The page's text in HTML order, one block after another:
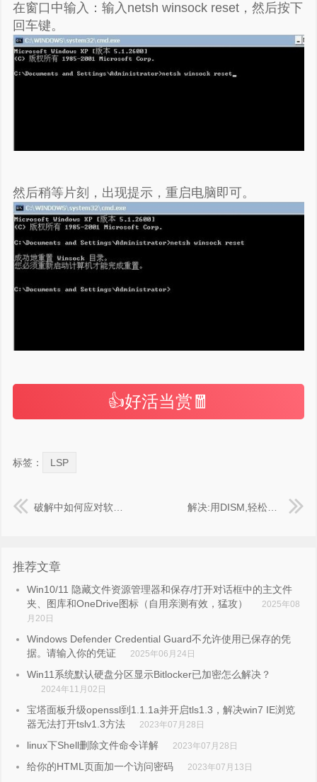
在窗口中输入：输入netsh winsock reset，然后按下
回车键。
然后稍等片刻，出现提示，重启电脑即可。
👍好活当赏🧧
标签： LSP
破解中如何应对软件对vm虚拟机的检测,反虚拟机破解 解决:用DISM,轻松删除win8.1WinSxS冗余更新
推荐文章
Win10/11 隐藏文件资源管理器和保存/打开对话框中的主文件
夹、图库和OneDrive图标（自用亲测有效，猛攻）
2025年08
月20日
Windows Defender Credential Guard不允许使用已保存的凭
据。请输入你的凭证
2025年06月24日
Win11系统默认硬盘分区显示Bitlocker已加密怎么解决？
2024年11月02日
宝塔面板升级openssl到1.1.1a并开启tls1.3，解决win7 IE浏览
器无法打开tslv1.3方法
2023年07月28日
linux下Shell删除文件命令详解 2023年07月28日
给你的HTML页面加一个访问密码 2023年07月13日